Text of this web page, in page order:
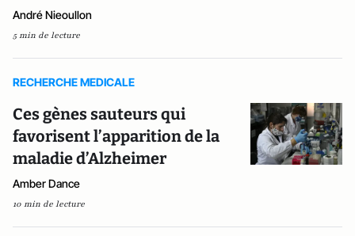
André Nieoullon
5 min de lecture
RECHERCHE MEDICALE
Ces gènes sauteurs qui
favorisent l’apparition de la
maladie d’Alzheimer
Amber Dance
10 min de lecture